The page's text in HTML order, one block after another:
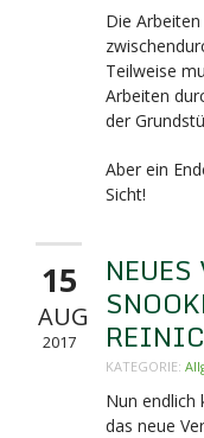
Die
Teilweise
Arbeiten
der
Aber ein
Sicht!
15
AUG
2017
KATEGORIE:
Nun endlich
das neue